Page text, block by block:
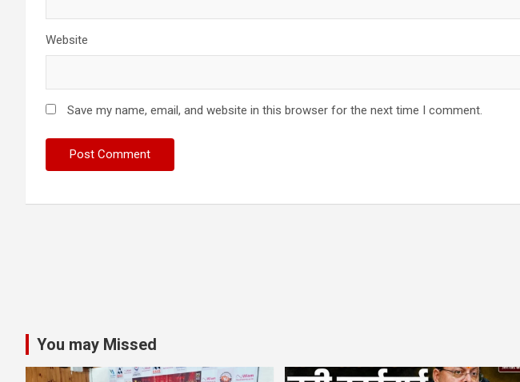
Website
Save my name, email, and website in this browser for the next time I comment.
You may Missed